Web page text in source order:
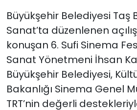
Büyükşehir Belediyesi Taş
Sanat’ta düzenlenen
konuşan 6. Sufi Sinema
Sanat Yönetmeni İhsan
Büyükşehir Belediyesi,
Bakanlığı Sinema Genel
TRT’nin değerli